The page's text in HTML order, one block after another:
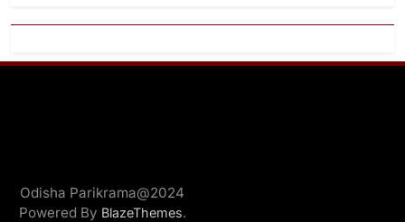
Odisha Parikrama@2024
Powered By BlazeThemes.